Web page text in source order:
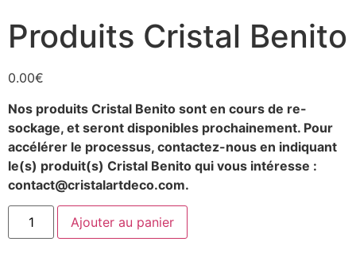
Produits Cristal Benito
0.00€
Nos produits Cristal Benito sont en cours de re-
sockage, et seront disponibles prochainement. Pour
accélérer le processus, contactez-nous en indiquant
le(s) produit(s) Cristal Benito qui vous intéresse :
contact@cristalartdeco.com.
Ajouter au panier